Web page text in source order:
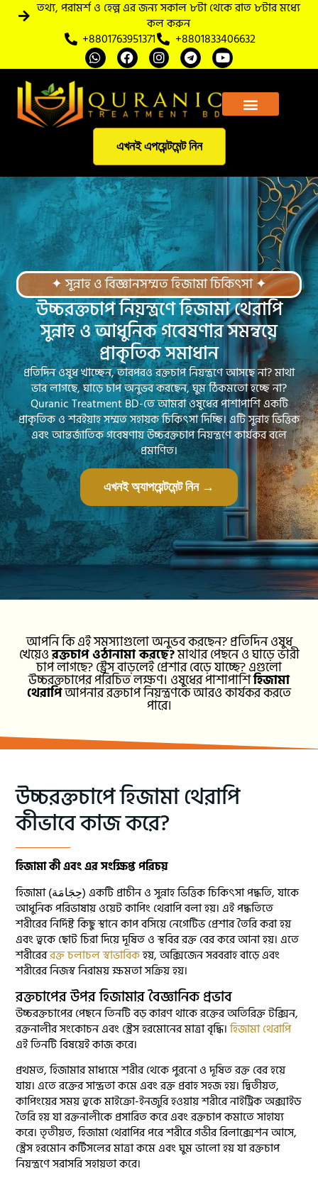
তথ্য, পরামর্শ ও হেল্প এর জন্য সকাল ৮টা থেকে রাত ৮টার মধ্যে
কল করুন
+8801763951371
+8801833406632
এখনই এপয়েন্টমেন্ট নিন
✦ সুন্নাহ ও বিজ্ঞানসম্মত হিজামা চিকিৎসা ✦
উচ্চরক্তচাপ নিয়ন্ত্রণে হিজামা থেরাপি
সুন্নাহ ও আধুনিক গবেষণার সমন্বয়ে
প্রাকৃতিক সমাধান
প্রতিদিন ওষুধ খাচ্ছেন, তারপরও রক্তচাপ নিয়ন্ত্রণে আসছে না? মাথা
ভার লাগছে, ঘাড়ে চাপ অনুভব করছেন, ঘুম ঠিকমতো হচ্ছে না?
Quranic Treatment BD-তে আমরা ওষুধের পাশাপাশি একটি
প্রাকৃতিক ও শরইয়াহ সম্মত সহায়ক চিকিৎসা দিচ্ছি। এটি সুন্নাহ ভিত্তিক
এবং আন্তর্জাতিক গবেষণায় উচ্চরক্তচাপ নিয়ন্ত্রণে কার্যকর বলে
প্রমাণিত।
এখনই অ্যাপয়েন্টমেন্ট নিন →
আপনি কি এই সমস্যাগুলো অনুভব করছেন? প্রতিদিন ওষুধ
খেয়েওরক্তচাপ ওঠানামা করছে?মাথার পেছনে ও ঘাড়ে ভারী
চাপ লাগছে? স্ট্রেস বাড়লেই প্রেশার বেড়ে যাচ্ছে? এগুলো
উচ্চরক্তচাপের পরিচিত লক্ষণ। ওষুধের পাশাপাশিহিজামা
থেরাপিআপনার রক্তচাপ নিয়ন্ত্রণকে আরও কার্যকর করতে
পারে।
উচ্চরক্তচাপে হিজামা থেরাপি
কীভাবে কাজ করে?
হিজামা কী এবং এর সংক্ষিপ্ত পরিচয়
হিজামা (حِجَامَة) একটি প্রাচীন ও সুন্নাহ ভিত্তিক চিকিৎসা পদ্ধতি, যাকে
আধুনিক পরিভাষায় ওয়েট কাপিং থেরাপি বলা হয়। এই পদ্ধতিতে
শরীরের নির্দিষ্ট কিছু স্থানে কাপ বসিয়ে নেগেটিভ প্রেশার তৈরি করা হয়
এবং ত্বকে ছোট চিরা দিয়ে দূষিত ও স্থবির রক্ত বের করে আনা হয়। এতে
শরীরেররক্ত চলাচল স্বাভাবিকহয়, অক্সিজেন সরবরাহ বাড়ে এবং
শরীরের নিজস্ব নিরাময় ক্ষমতা সক্রিয় হয়।
রক্তচাপের উপর হিজামার বৈজ্ঞানিক প্রভাব
উচ্চরক্তচাপের পেছনে তিনটি বড় কারণ থাকে রক্তের অতিরিক্ত টক্সিন,
রক্তনালীর সংকোচন এবং স্ট্রেস হরমোনের মাত্রা বৃদ্ধি।হিজামা থেরাপি
এই তিনটি বিষয়েই কাজ করে।
প্রথমত, হিজামার মাধ্যমে শরীর থেকে পুরনো ও দূষিত রক্ত বের হয়ে
যায়। এতে রক্তের সান্দ্রতা কমে এবং রক্ত প্রবাহ সহজ হয়। দ্বিতীয়ত,
কাপিংয়ের সময় ত্বকে মাইক্রো-ইনজুরি হওয়ায় শরীরে নাইট্রিক অক্সাইড
তৈরি হয় যা রক্তনালীকে প্রসারিত করে এবং রক্তচাপ কমাতে সাহায্য
করে। তৃতীয়ত, হিজামা থেরাপির পরে শরীরে গভীর রিলাক্সেশন আসে,
স্ট্রেস হরমোন কর্টিসলের মাত্রা কমে এবং ঘুম ভালো হয় যা রক্তচাপ
নিয়ন্ত্রণে সরাসরি সহায়তা করে।